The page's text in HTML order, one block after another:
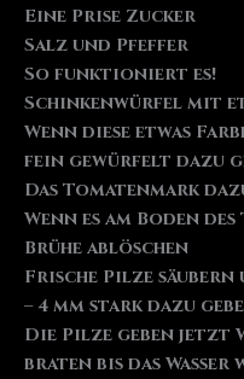
Eine Prise Zucker
Salz und Pfeffer
So funktioniert es!
Schinkenwürfel mit
Wenn diese etwas
fein gewürfelt dazu
Das Tomatenmark
Wenn es am Boden
Brühe ablöschen
Frische Pilze säubern
– 4 mm stark dazu
Die Pilze geben jetzt
braten bis das Wasser